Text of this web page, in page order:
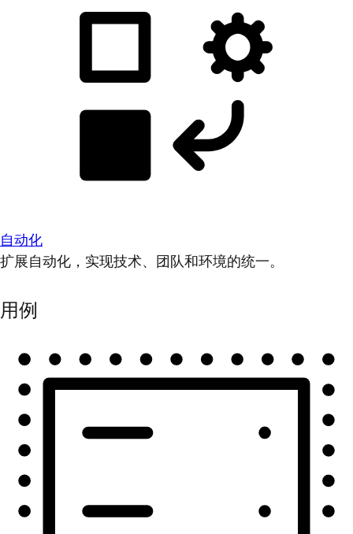
自动化
扩展自动化，实现技术、团队和环境的统一。
用例